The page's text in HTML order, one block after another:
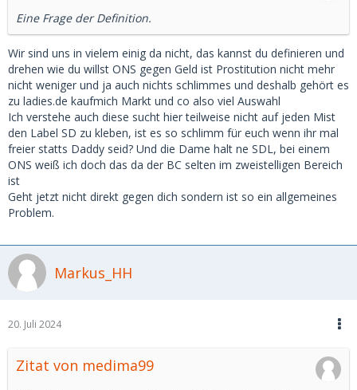
Eine Frage der Definition.
Wir sind uns in vielem einig da nicht, das kannst du definieren und
drehen wie du willst ONS gegen Geld ist Prostitution nicht mehr
nicht weniger und ja auch nichts schlimmes und deshalb gehört es
zu ladies.de kaufmich Markt und co also viel Auswahl
Ich verstehe auch diese sucht hier teilweise nicht auf jeden Mist
den Label SD zu kleben, ist es so schlimm für euch wenn ihr mal
freier statts Daddy seid? Und die Dame halt ne SDL, bei einem
ONS weiß ich doch das da der BC selten im zweistelligen Bereich
ist
Geht jetzt nicht direkt gegen dich sondern ist so ein allgemeines
Problem.
Markus_HH
20. Juli 2024
Zitat von medima99